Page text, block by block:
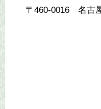
〒460-0016 名古